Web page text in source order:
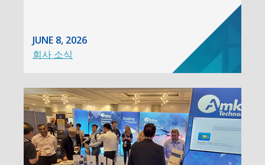
JUNE 8, 2026
회사 소식